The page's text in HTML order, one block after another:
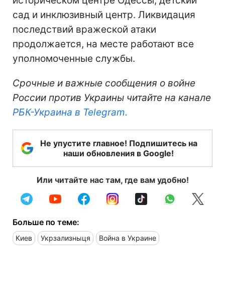
сад и инклюзивный центр. Ликвидация
последствий вражеской атаки
продолжается, на месте работают все
уполномоченные службы.
Срочные и важные сообщения о войне
России против Украины читайте на канале
РБК-Украина в Telegram.
Не упустите главное! Подпишитесь на
наши обновления в Google!
Или читайте нас там, где вам удобно!
Больше по теме:
Киев Укрзализныця Война в Украине